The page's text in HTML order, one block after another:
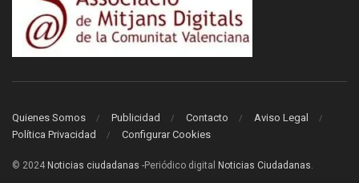
Quienes Somos Publicidad Contacto
Aviso Legal
Política Privacidad
Configurar Cookies
© 2024 Noticias ciudadanas -Periódico digital Noticias Ciudadanas.